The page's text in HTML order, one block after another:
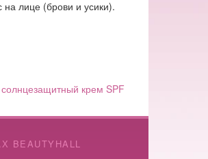
лице (брови и усики).
крем SPF